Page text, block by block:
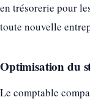
en trésorerie pour
toute nouvelle
Optimisation du
Le comptable